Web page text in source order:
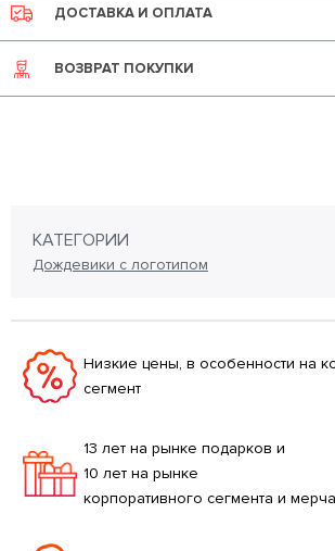
ДОСТАВКА И ОПЛАТА
ВОЗВРАТ ПОКУПКИ
КАТЕГОРИИ
Дождевики с логотипом
Низкие цены, в особенности на
сегмент
13 лет на рынке подарков и
10 лет на рынке
корпоративного сегмента и мерча